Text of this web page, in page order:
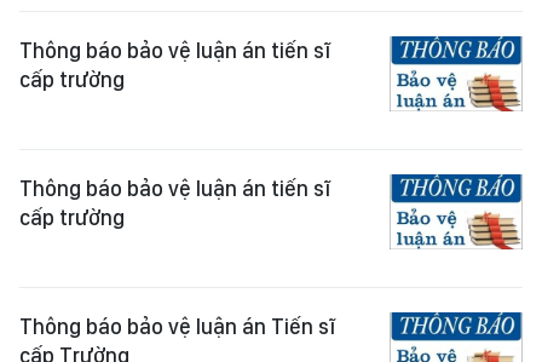
Thông báo bảo vệ luận án tiến sĩ
cấp trường
Thông báo bảo vệ luận án tiến sĩ
cấp trường
Thông báo bảo vệ luận án Tiến sĩ
cấp Trường